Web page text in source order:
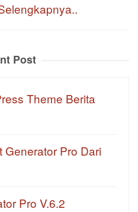
Post
Theme Berita
Generator Pro Dari
Pro V.6.2